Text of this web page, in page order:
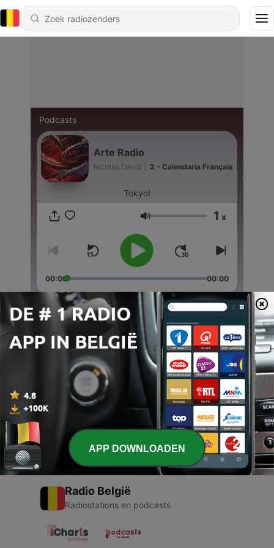
Podcasts
Arte Radio
Nicolas David 2 - Calendaria Français
Tokyo!
Volume 1 x
00:00 00:00
Afleveringen
Calendaria Français
15 apr. 2021
Français
09 feb. 2021
Radio België
Radiostations en podcasts
APP DOWNLOADEN